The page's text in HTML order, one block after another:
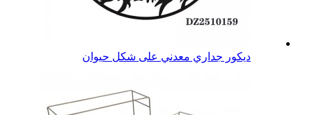
ديكور جداري معدني على شكل حيوان